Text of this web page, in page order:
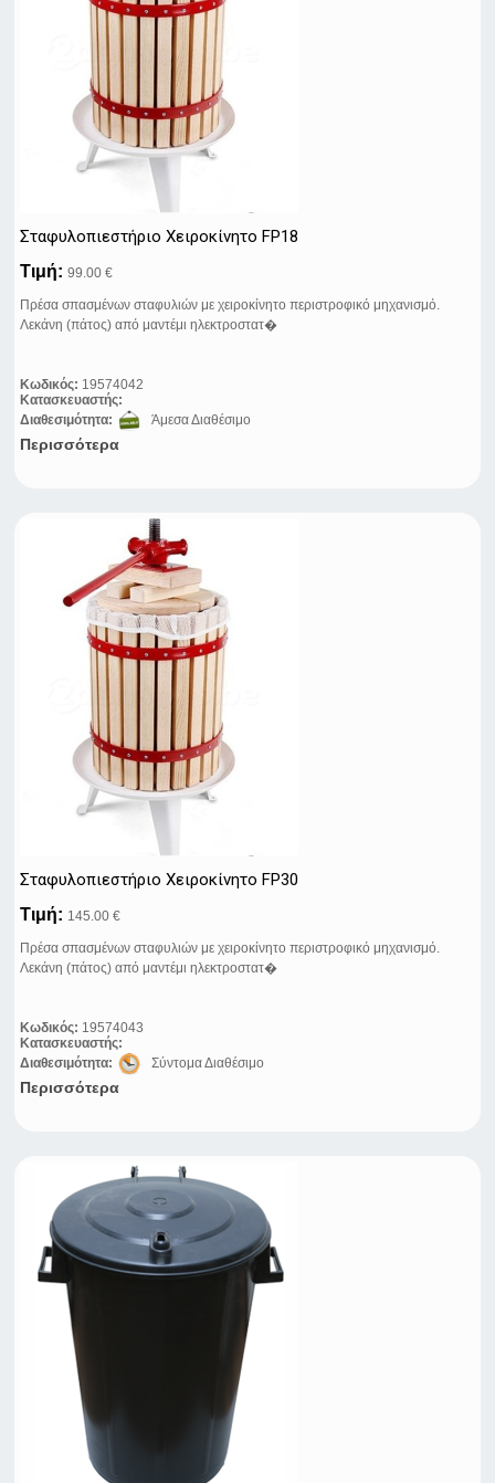
Σταφυλοπιεστήριo Xειροκίνητo FP18
Τιμή: 99.00 €
Πρέσα σπασμένων σταφυλιών με χειροκίνητο περιστροφικό μηχανισμό.
Λεκάνη (πάτος) από μαντέμι ηλεκτροστατ�
Κωδικός: 19574042
Κατασκευαστής:
Διαθεσιμότητα:
Άμεσα Διαθέσιμο
Περισσότερα
Σταφυλοπιεστήριo Xειροκίνητo FP30
Τιμή: 145.00 €
Πρέσα σπασμένων σταφυλιών με χειροκίνητο περιστροφικό μηχανισμό.
Λεκάνη (πάτος) από μαντέμι ηλεκτροστατ�
Κωδικός: 19574043
Κατασκευαστής:
Διαθεσιμότητα:
Σύντομα Διαθέσιμο
Περισσότερα